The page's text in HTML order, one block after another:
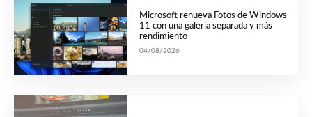
Microsoft renueva Fotos de Windows
11 con una galería separada y más
rendimiento
04/08/2026